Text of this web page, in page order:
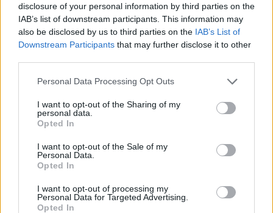
disclosure of your personal information by third parties on the
IAB’s list of downstream participants. This information may
also be disclosed by us to third parties on the IAB’s List of
Downstream Participants that may further disclose it to other
Please note that this website/app uses one or more Google
not limited to your visit or usage behaviour. You may click to
grant or deny consent to Google and its third-party tags to
use your data for below specified purposes in below Google
consent section.
Personal Data Processing Opt Outs
I want to opt-out of the Sharing of my
personal data.
Opted In
I want to opt-out of the Sale of my
Personal Data.
Opted In
I want to opt-out of processing my
Personal Data for Targeted Advertising.
Opted In
Mit tud a Minden
van, a Netflix idei eddigi
legnézettebb, 104
sorozata?
„Akkoriban nem
– a majdnem-
kapcsolatok keserű
igazságai
LEN ANYAGOK